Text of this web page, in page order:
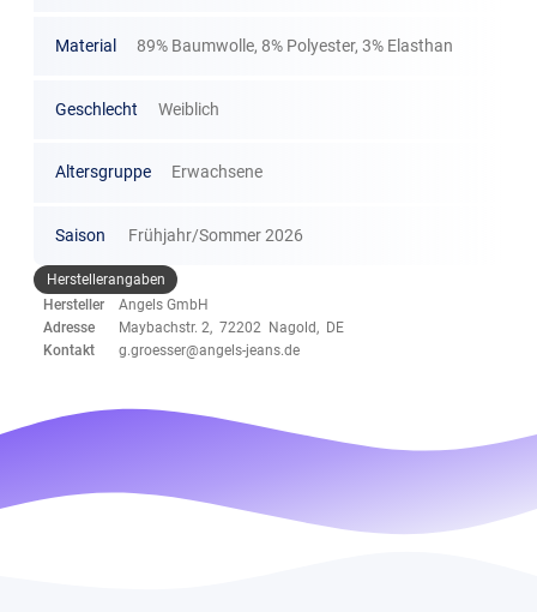
Material 89% Baumwolle, 8% Polyester, 3% Elasthan
Geschlecht Weiblich
Altersgruppe Erwachsene
Saison Frühjahr/Sommer 2026
Herstellerangaben
Hersteller
Angels GmbH
Adresse
Maybachstr. 2, 72202 Nagold, DE
Kontakt
g.groesser@angels-jeans.de